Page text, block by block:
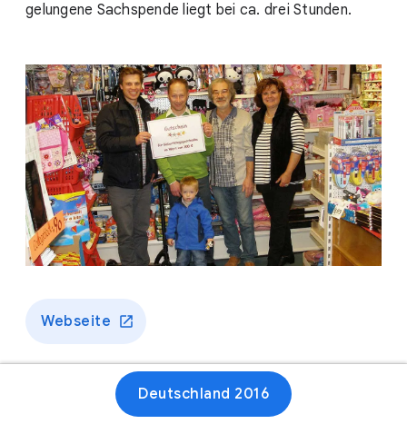
gelungene Sachspende liegt bei ca. drei Stunden.
Webseite
Deutschland 2016